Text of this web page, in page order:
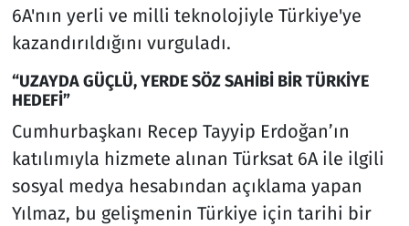
6A'nın yerli ve milli teknolojiyle Türkiye'ye
kazandırıldığını vurguladı.
“UZAYDA GÜÇLÜ, YERDE SÖZ SAHİBİ BİR TÜRKİYE
HEDEFİ”
Cumhurbaşkanı Recep Tayyip Erdoğan’ın
katılımıyla hizmete alınan Türksat 6A ile ilgili
sosyal medya hesabından açıklama yapan
Yılmaz, bu gelişmenin Türkiye için tarihi bir
Televizyon